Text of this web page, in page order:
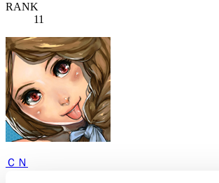
RANK
11
ＣＮ